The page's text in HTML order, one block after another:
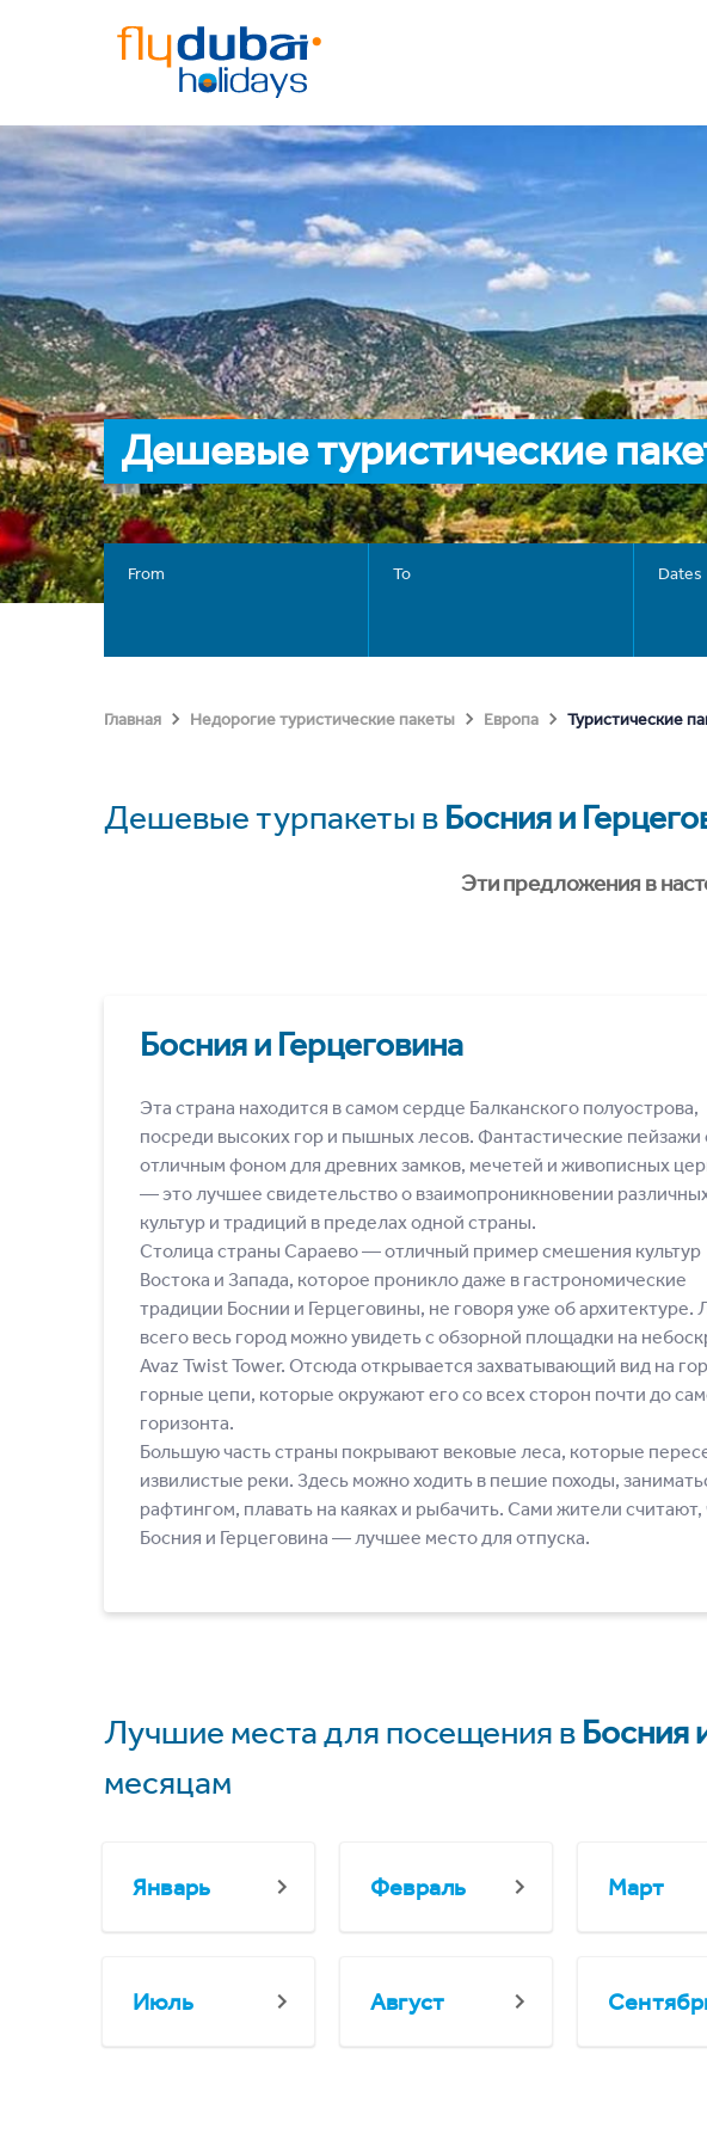
Дешевые туристические
From To Dates
Главная Недорогие туристические пакеты Европа Туристические
Дешевые турпакеты в Босния и
Эти предложения в
Босния и Герцеговина
Эта страна находится в самом сердце Балканского полуострова,
посреди высоких гор и пышных лесов. Фантастические пейзажи
отличным фоном для древних замков, мечетей и живописных
― это лучшее свидетельство о взаимопроникновении
культур и традиций в пределах одной страны.
Столица страны Сараево ― отличный пример смешения культур
Востока и Запада, которое проникло даже в гастрономические
традиции Боснии и Герцеговины, не говоря уже об архитектуре.
всего весь город можно увидеть с обзорной площадки на
Avaz Twist Tower. Отсюда открывается захватывающий вид на
горные цепи, которые окружают его со всех сторон почти до
горизонта.
Большую часть страны покрывают вековые леса, которые
извилистые реки. Здесь можно ходить в пешие походы,
рафтингом, плавать на каяках и рыбачить. Сами жители считают,
Босния и Герцеговина ― лучшее место для отпуска.
Лучшие места для посещения в Босния
месяцам
Январь Февраль Март
Июль Август